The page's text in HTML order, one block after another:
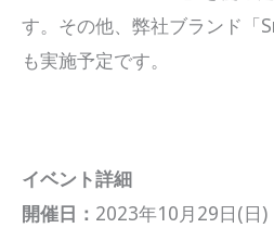
す。その他、弊社ブランド
も実施予定です。
イベント詳細
開催日： 2023年10月29日(日)